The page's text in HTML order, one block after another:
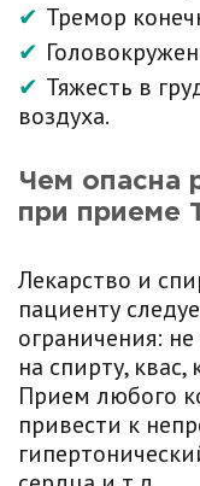
Тремор
Тяжесть в
воздуха.
Чем опасна
при приеме
Лекарство и
пациенту
ограничения:
на спирту,
Прием любого
привести к